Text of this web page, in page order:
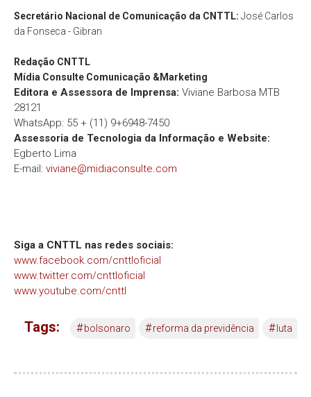
Secretário Nacional de Comunicação da CNTTL: José Carlos
da Fonseca - Gibran
Redação CNTTL
Mídia Consulte Comunicação &Marketing
Editora e Assessora de Imprensa: Viviane Barbosa MTB
28121
WhatsApp: 55 + (11) 9+6948-7450
Assessoria de Tecnologia da Informação e Website:
Egberto Lima
E-mail: viviane@midiaconsulte.com
Siga a CNTTL nas redes sociais:
www.facebook.com/cnttloficial
www.twitter.com/cnttloficial
www.youtube.com/cnttl
Tags: #bolsonaro #reforma da previdência # luta